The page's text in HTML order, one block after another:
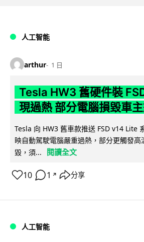
人工智能
arthur 1 日
Tesla HW3 舊硬件裝
現過熱 部分電腦損毀車
Tesla 向 HW3 舊車款推送 FSD v14 Lite
映自動駕駛電腦嚴重過熱，部分更觸發高
毀，須...
閱讀全文
10 1 ↗ 分享
人工智能